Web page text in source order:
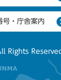
号・庁舎案内
Rights